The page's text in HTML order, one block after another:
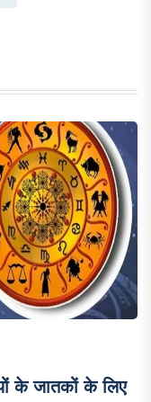
के जातकों के लिए